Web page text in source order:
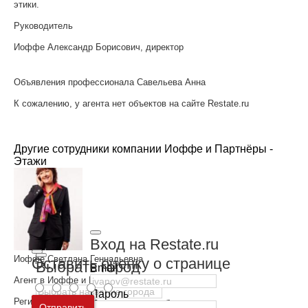
Выбрать город
Москва и
Московская область
Вход на Restate.ru
Email
Пароль
этики.
Руководитель
Иоффе Александр Борисович, директор
Объявления профессионала Савельева Анна
К сожалению, у агента нет объектов на сайте Restate.ru
Другие сотрудники компании Иоффе и Партнёры -
Этажи
Иоффе Светлана Геннадьевна
Агент в Иоффе и Партнёры - Этажи
Регион:
Оставить оценку о странице